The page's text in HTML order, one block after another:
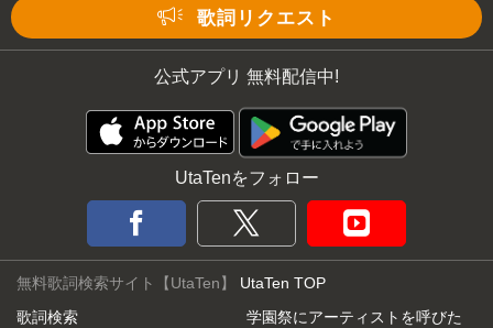
歌詞リクエスト
公式アプリ 無料配信中!
UtaTenをフォロー
無料歌詞検索サイト【UtaTen】 UtaTen TOP
歌詞検索
学園祭にアーティストを呼びた